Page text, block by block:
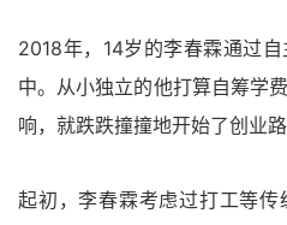
2018年，14岁的李春霖通过
中。从小独立的他打算自筹学
响，就跌跌撞撞地开始了创业路
起初，李春霖考虑过打工等